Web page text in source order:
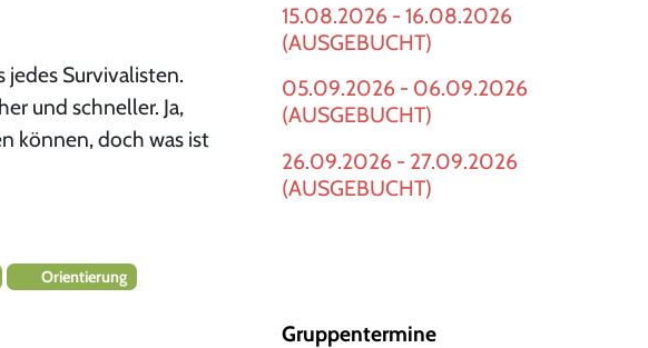
jedes Survivalisten.
und schneller. Ja,
können, doch was ist
Orientierung
15.08.2026 - 16.08.2026
(AUSGEBUCHT)
05.09.2026 - 06.09.2026
(AUSGEBUCHT)
26.09.2026 - 27.09.2026
(AUSGEBUCHT)
Gruppentermine